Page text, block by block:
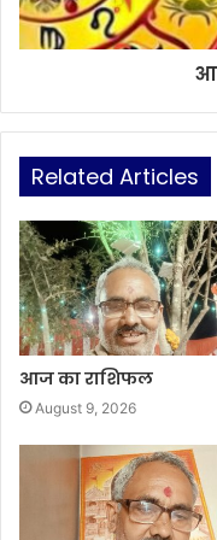
Related Articles
आज का राशिफल
August 9, 2026